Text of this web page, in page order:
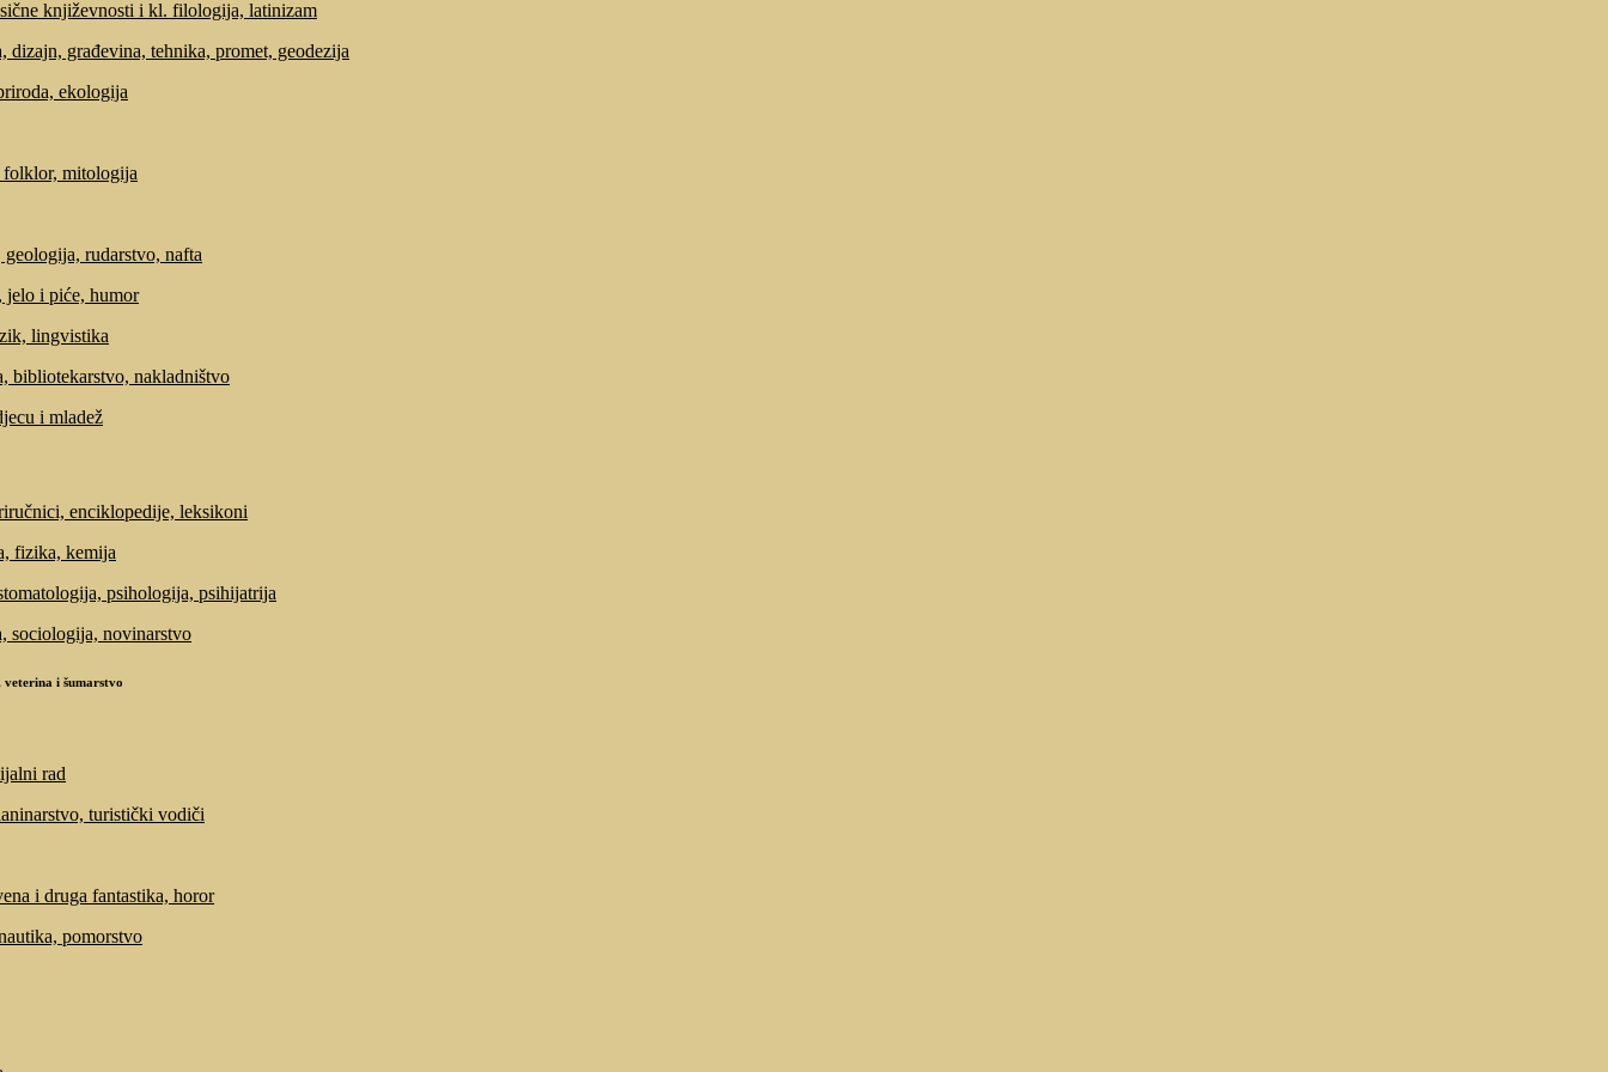
književnosti i kl. filologija, latinizam
dizajn, građevina, tehnika, promet, geodezija
ekologija
mitologija
rudarstvo, nafta
jelo i piće, humor
lingvistika
bibliotekarstvo, nakladništvo
i mladež
enciklopedije, leksikoni
fizika, kemija
psihologija, psihijatrija
sociologija, novinarstvo
i šumarstvo
rad
turistički vodiči
i druga fantastika, horor
pomorstvo